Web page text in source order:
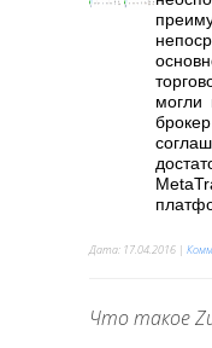
могли
Дата: 17.04.2016 |
Что такое